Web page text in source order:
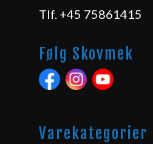
Tlf. +45 75861415
Følg Skovmek
Varekategorier